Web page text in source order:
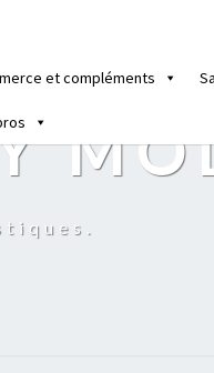
et compléments